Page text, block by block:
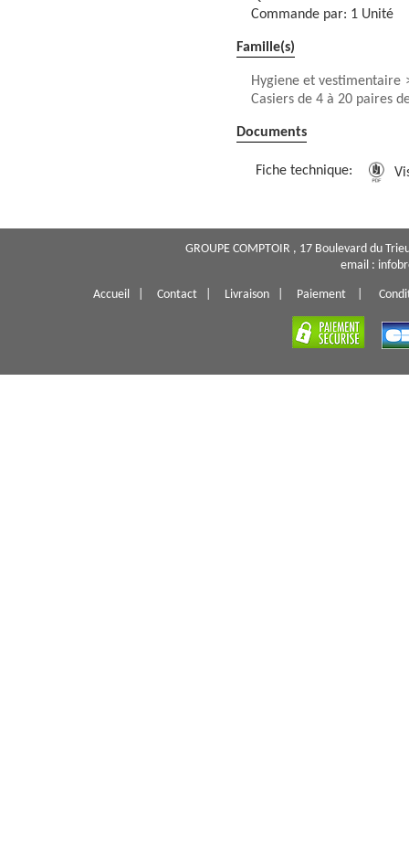
Commande par: 1 Unité
Famille(s)
Hygiene et vestimentaire
Casiers de 4 à 20 paires
Documents
Fiche technique:
GROUPE COMPTOIR , 17 Boulevard du
email :
Accueil Contact Livraison Paiement